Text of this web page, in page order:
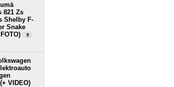
821 Zs
Shelby F-
Snake
9
VIDEO)